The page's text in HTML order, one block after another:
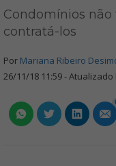
Condomínios
contratá-los
Por Mariana Ribeiro
26/11/18 11:59 -